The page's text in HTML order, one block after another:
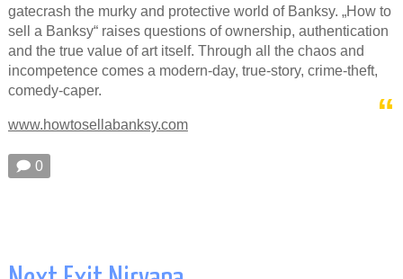
gatecrash the murky and protective world of Banksy. „How to
sell a Banksy“ raises questions of ownership, authentication
and the true value of art itself. Through all the chaos and
incompetence comes a modern-day, true-story, crime-theft,
comedy-caper.
www.howtosellabanksy.com
🗩 0